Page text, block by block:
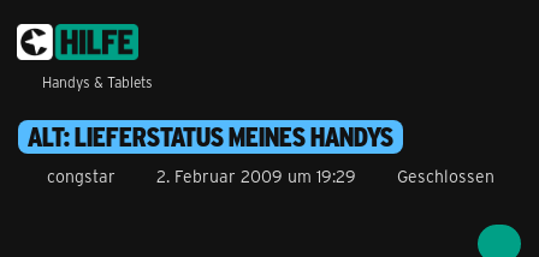
Handys & Tablets
ALT: LIEFERSTATUS MEINES HANDYS
congstar 2. Februar 2009 um 19:29 Geschlossen